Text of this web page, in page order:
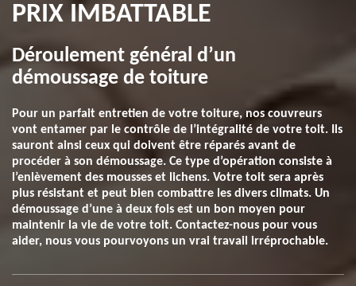
PRIX IMBATTABLE
Déroulement général d’un
démoussage de toiture
Pour un parfait entretien de votre toiture, nos couvreurs
vont entamer par le contrôle de l’intégralité de votre toit. Ils
sauront ainsi ceux qui doivent être réparés avant de
procéder à son démoussage. Ce type d’opération consiste à
l’enlèvement des mousses et lichens. Votre toit sera après
plus résistant et peut bien combattre les divers climats. Un
démoussage d’une à deux fois est un bon moyen pour
maintenir la vie de votre toit. Contactez-nous pour vous
aider, nous vous pourvoyons un vrai travail irréprochable.